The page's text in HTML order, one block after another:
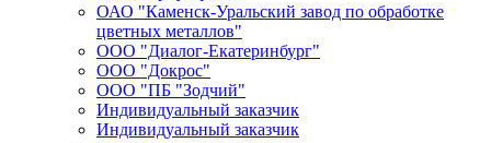
ОАО "Каменск-Уральский завод по обработке
цветных металлов"
ООО "Диалог-Екатеринбург"
ООО "Докрос"
ООО "ПБ "Зодчий"
Индивидуальный заказчик
Индивидуальный заказчик